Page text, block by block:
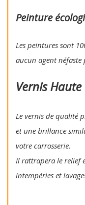
Peinture
Les peintures sont
aucun agent
Vernis
Le vernis de qualité
et une brillance
votre carrosserie.
Il rattrapera le relief
intempéries et